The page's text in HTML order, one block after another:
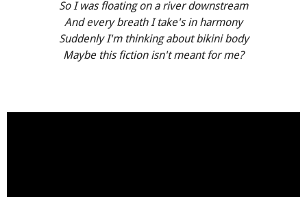
So I was floating on a river downstream
And every breath I take's in harmony
Suddenly I'm thinking about bikini body
Maybe this fiction isn't meant for me?